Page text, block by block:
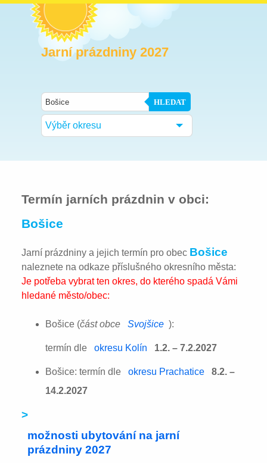
Jarní prázdniny 2027
HLEDAT
Výběr okresu
Termín jarních prázdnin v obci:
Bošice
Jarní prázdniny a jejich termín pro obec Bošice
naleznete na odkaze příslušného okresního města:
Je potřeba vybrat ten okres, do kterého spadá Vámi
hledané město/obec:
Bošice (část obce Svojšice ):
termín dle okresu Kolín 1.2. – 7.2.2027
Bošice: termín dle okresu Prachatice
8.2. –
14.2.2027
>
možnosti ubytování na jarní
prázdniny 2027